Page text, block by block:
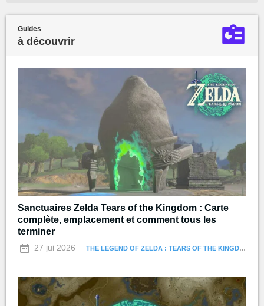
Guides
à découvrir
Sanctuaires Zelda Tears of the Kingdom : Carte
complète, emplacement et comment tous les
terminer
27 jui 2026 THE LEGEND OF ZELDA : TEARS OF THE KINGDOM